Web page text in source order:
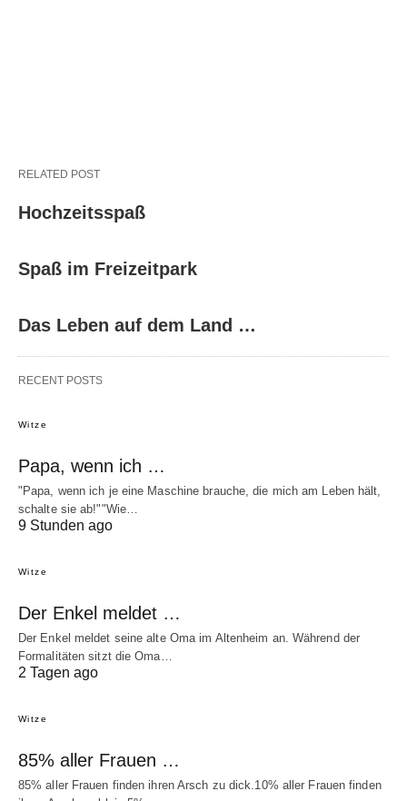
RELATED POST
Hochzeitsspaß
Spaß im Freizeitpark
Das Leben auf dem Land …
RECENT POSTS
Witze
Papa, wenn ich …
"Papa, wenn ich je eine Maschine brauche, die mich am Leben hält,
schalte sie ab!""Wie…
9 Stunden ago
Witze
Der Enkel meldet …
Der Enkel meldet seine alte Oma im Altenheim an. Während der
Formalitäten sitzt die Oma…
2 Tagen ago
Witze
85% aller Frauen …
85% aller Frauen finden ihren Arsch zu dick.10% aller Frauen finden